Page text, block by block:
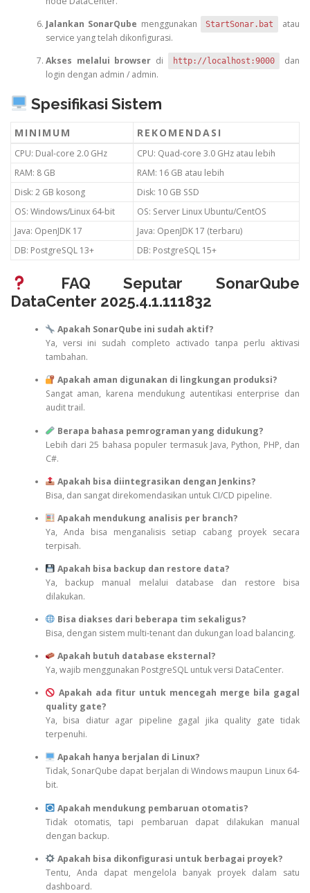
Jalankan SonarQube menggunakan StartSonar.bat
atau
service yang telah dikonfigurasi.
Akses melalui browser di http://localhost:9000
dan
login dengan admin / admin.
Spesifikasi Sistem
MINIMUM REKOMENDASI
CPU: Dual-core 2.0 GHz
CPU: Quad-core 3.0 GHz atau lebih
RAM: 8 GB
RAM: 16 GB atau lebih
Disk: 2 GB kosong
Disk: 10 GB SSD
OS: Windows/Linux 64-bit
OS: Server Linux Ubuntu/CentOS
Java: OpenJDK 17
Java: OpenJDK 17 (terbaru)
DB: PostgreSQL 13+
DB: PostgreSQL 15+
FAQ Seputar SonarQube
DataCenter 2025.4.1.111832
Apakah SonarQube ini sudah aktif?
Ya, versi ini sudah completo activado tanpa perlu aktivasi
tambahan.
Apakah aman digunakan di lingkungan produksi?
Sangat aman, karena mendukung autentikasi enterprise dan
audit trail.
Berapa bahasa pemrograman yang didukung?
Lebih dari 25 bahasa populer termasuk Java, Python, PHP, dan
C#.
Apakah bisa diintegrasikan dengan Jenkins?
Bisa, dan sangat direkomendasikan untuk CI/CD pipeline.
Apakah mendukung analisis per branch?
Ya, Anda bisa menganalisis setiap cabang proyek secara
terpisah.
Apakah bisa backup dan restore data?
Ya, backup manual melalui database dan restore bisa
dilakukan.
Bisa diakses dari beberapa tim sekaligus?
Bisa, dengan sistem multi-tenant dan dukungan load balancing.
Apakah butuh database eksternal?
Ya, wajib menggunakan PostgreSQL untuk versi DataCenter.
Apakah ada fitur untuk mencegah merge bila gagal
quality gate?
Ya, bisa diatur agar pipeline gagal jika quality gate tidak
terpenuhi.
Apakah hanya berjalan di Linux?
Tidak, SonarQube dapat berjalan di Windows maupun Linux 64-
bit.
Apakah mendukung pembaruan otomatis?
Tidak otomatis, tapi pembaruan dapat dilakukan manual
dengan backup.
Apakah bisa dikonfigurasi untuk berbagai proyek?
Tentu, Anda dapat mengelola banyak proyek dalam satu
dashboard.